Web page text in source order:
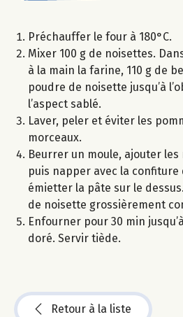
Préchauffer le four à 180°C.
Mixer 100 g de noisettes.
à la main la farine, 110 g de
poudre de noisette jusqu’à
l’aspect sablé.
Laver, peler et éviter les
morceaux.
Beurrer un moule, ajouter
puis napper avec la confiture
émietter la pâte sur le
de noisette grossièrement
Enfourner pour 30 min
doré. Servir tiède.
Retour à la liste